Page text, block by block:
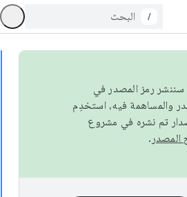
/
سننشر رمز المصدر في
تم نشره في مشروع
.